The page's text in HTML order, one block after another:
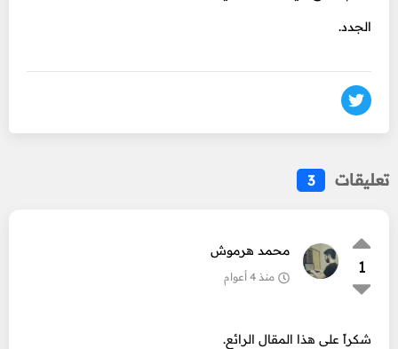
الجدد.
تعليقات 3
1
محمد هرموش
منذ 4 أعوام
شكراً على هذا المقال الرائع.